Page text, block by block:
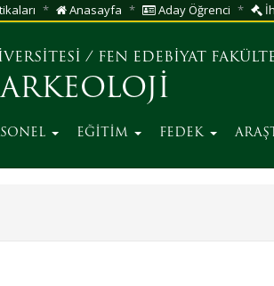
Anasayfa Aday Öğrenci
/ FEN EDEBİYAT
ARKEOLOJİ
EĞİTİM FEDEK